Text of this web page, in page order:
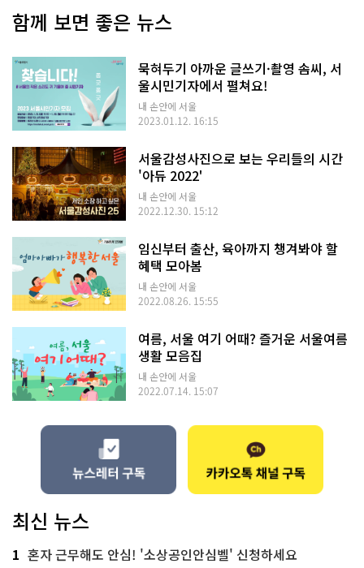
함께 보면 좋은 뉴스
묵혀두기 아까운 글쓰기·촬영 솜씨, 서
울시민기자에서 펼쳐요!
내 손안에 서울
2023.01.12. 16:15
서울감성사진으로 보는 우리들의 시간
'아듀 2022'
내 손안에 서울
2022.12.30. 15:12
임신부터 출산, 육아까지 챙겨봐야 할
혜택 모아봄
내 손안에 서울
2022.08.26. 15:55
여름, 서울 여기 어때? 즐거운 서울여름
생활 모음집
내 손안에 서울
2022.07.14. 15:07
최신 뉴스
1 혼자 근무해도 안심! '소상공인안심벨' 신청하세요